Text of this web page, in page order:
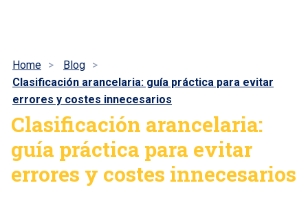
Home
Blog
Clasificación arancelaria: guía práctica para evitar
errores y costes innecesarios
Clasificación arancelaria:
guía práctica para evitar
errores y costes innecesarios